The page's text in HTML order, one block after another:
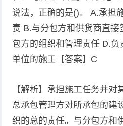
说法，正确的是()。 A.承担
责 B.与分包方和供货商直接
包方的组织和管理责任 D.
单位的施工【答案】C
【解析】承担施工任务并对
总承包管理方对所承包的建
织的总的责任。与分包方和